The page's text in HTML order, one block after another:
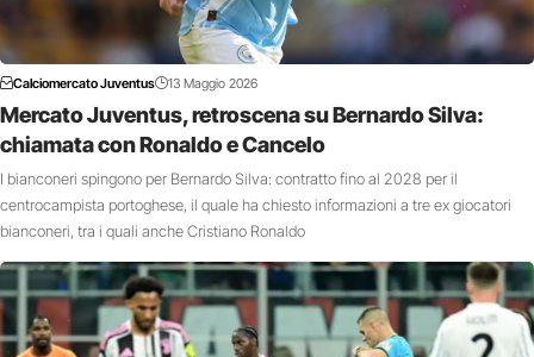
Calciomercato Juventus 13 Maggio 2026
Mercato Juventus, retroscena su Bernardo Silva:
chiamata con Ronaldo e Cancelo
I bianconeri spingono per Bernardo Silva: contratto fino al 2028 per il
centrocampista portoghese, il quale ha chiesto informazioni a tre ex giocatori
bianconeri, tra i quali anche Cristiano Ronaldo